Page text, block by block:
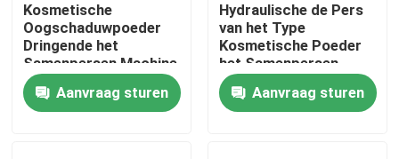
Huis
Kosmetische
Oogschaduwpoeder
Dringende het
Samenpersen Machine
Aanvraag sturen
Hydraulische de Pers
van het Type
Kosmetische Poeder
het Samenpersen
Machine met Touch
screenAanvraag sturen